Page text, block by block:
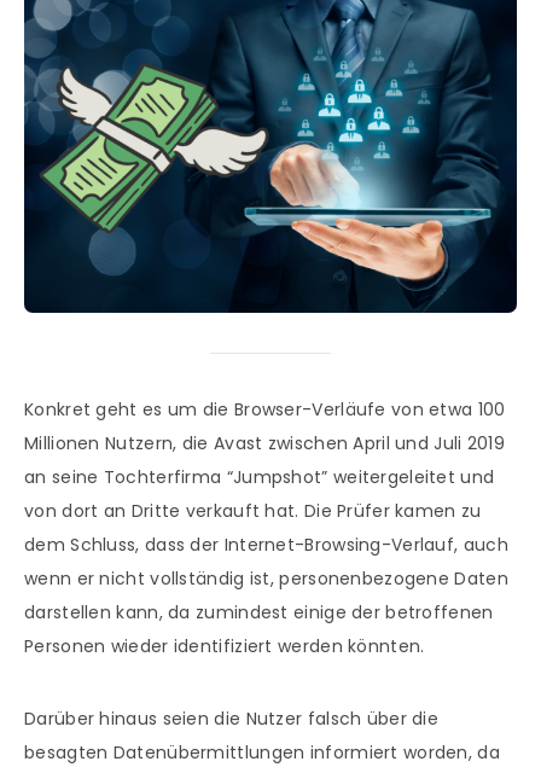
Konkret geht es um die Browser-Verläufe von etwa 100
Millionen Nutzern, die Avast zwischen April und Juli 2019
an seine Tochterfirma “Jumpshot” weitergeleitet und
von dort an Dritte verkauft hat. Die Prüfer kamen zu
dem Schluss, dass der Internet-Browsing-Verlauf, auch
wenn er nicht vollständig ist, personenbezogene Daten
darstellen kann, da zumindest einige der betroffenen
Personen wieder identifiziert werden könnten.
Darüber hinaus seien die Nutzer falsch über die
besagten Datenübermittlungen informiert worden, da